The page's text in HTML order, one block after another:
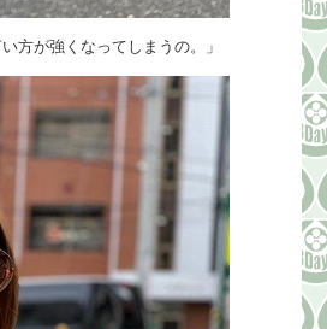
方が強くなってしまうの。」